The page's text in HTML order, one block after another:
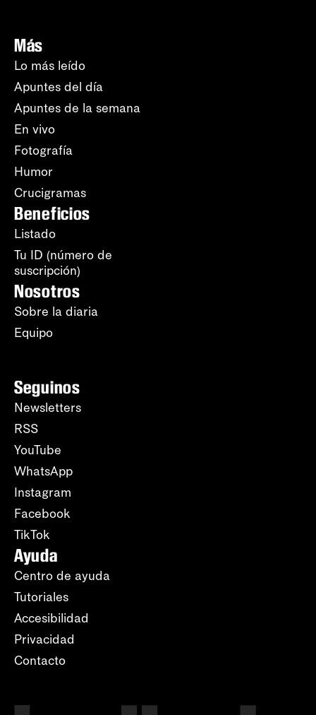
Más
Lo más leído
Apuntes del día
Apuntes de la semana
En vivo
Fotografía
Humor
Crucigramas
Beneficios
Listado
Tu ID (número de
suscripción)
Nosotros
Sobre la diaria
Equipo
Seguinos
Newsletters
RSS
YouTube
WhatsApp
Instagram
Facebook
TikTok
Ayuda
Centro de ayuda
Tutoriales
Accesibilidad
Privacidad
Contacto